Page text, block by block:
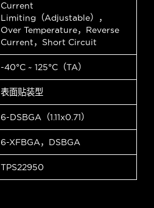
Current
Limiting（Adjustable），
Over Temperature，Reverse
Current，Short Circuit
-40°C ~ 125°C（TA）
表面贴装型
6-DSBGA（1.11x0.71）
6-XFBGA，DSBGA
TPS22950